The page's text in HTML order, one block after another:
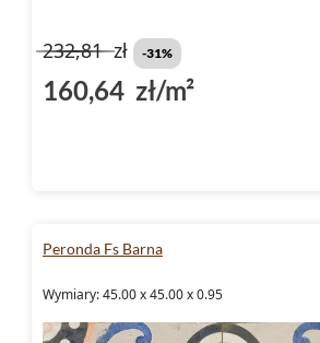
232,81zł -31%
160,64 zł/m²
Peronda Fs Barna
Wymiary: 45.00 x 45.00 x 0.95